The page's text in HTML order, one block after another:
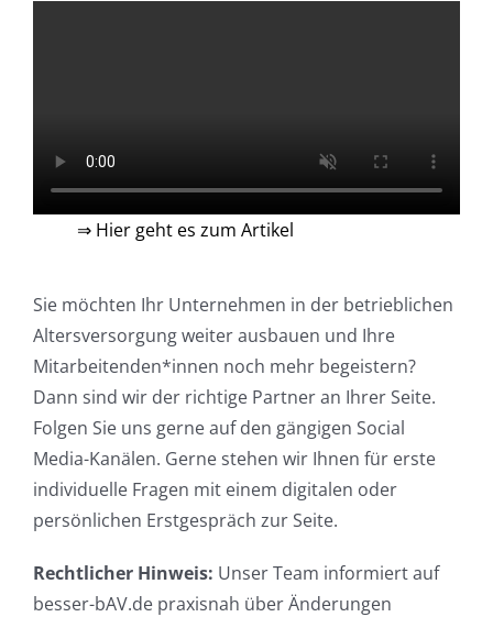
⇒ Hier geht es zum Artikel
Sie möchten Ihr Unternehmen in der betrieblichen
Altersversorgung weiter ausbauen und Ihre
Mitarbeitenden*innen noch mehr begeistern?
Dann sind wir der richtige Partner an Ihrer Seite.
Folgen Sie uns gerne auf den gängigen Social
Media-Kanälen. Gerne stehen wir Ihnen für erste
individuelle Fragen mit einem digitalen oder
persönlichen Erstgespräch zur Seite.
Rechtlicher Hinweis: Unser Team informiert auf
besser-bAV.de praxisnah über Änderungen